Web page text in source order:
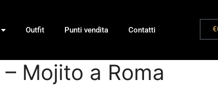
Outfit Punti vendita Contatti €
Mojito a Roma